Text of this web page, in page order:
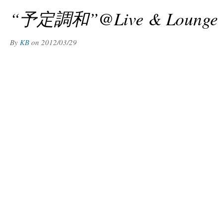
“予定調和”@Live &
By KB on 2012/03/29